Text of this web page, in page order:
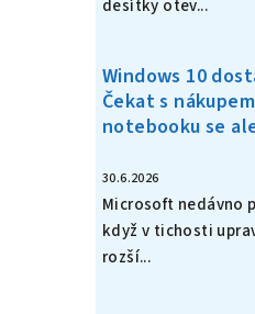
desítky otev...
Windows 10
Čekat s
notebooku se
30.6.2026
Microsoft nedávno
když v tichosti
rozší...